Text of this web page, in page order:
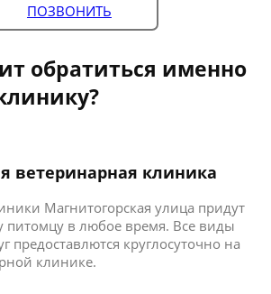
ПОЗВОНИТЬ
обратиться именно
ветеринарная клиника
Магнитогорская улица придут
в любое время. Все виды
предоставлются круглосуточно на
клинике.